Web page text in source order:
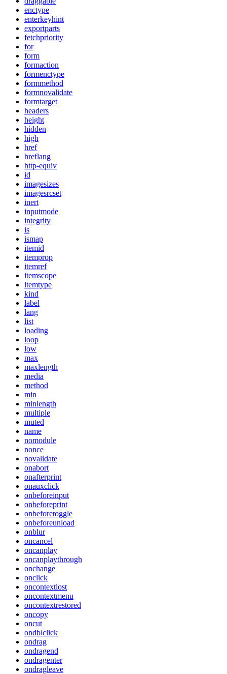
enctype
enterkeyhint
exportparts
fetchpriority
for
form
formaction
formenctype
formmethod
formnovalidate
formtarget
headers
height
hidden
high
href
hreflang
http-equiv
id
imagesizes
imagesrcset
inert
inputmode
integrity
is
ismap
itemid
itemprop
itemref
itemscope
itemtype
kind
label
lang
list
loading
loop
low
max
maxlength
media
method
min
minlength
multiple
muted
name
nomodule
nonce
novalidate
onabort
onafterprint
onauxclick
onbeforeinput
onbeforeprint
onbeforetoggle
onbeforeunload
onblur
oncancel
oncanplay
oncanplaythrough
onchange
onclick
oncontextlost
oncontextmenu
oncontextrestored
oncopy
oncut
ondblclick
ondrag
ondragend
ondragenter
ondragleave